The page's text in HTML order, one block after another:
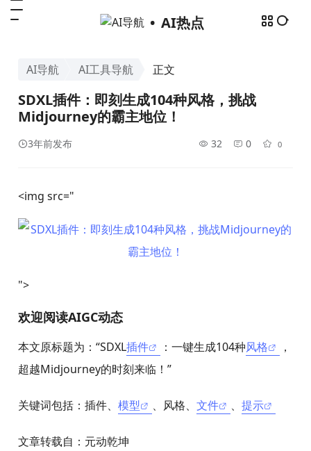
AI热点
AI导航 AI工具导航 正文
SDXL插件：即刻生成104种风格，挑战
Midjourney的霸主地位！
3年前发布 32 0 0
<img src="
">
欢迎阅读AIGC动态
本文原标题为：“SDXL插件 ：一键生成104种风格
，
超越Midjourney的时刻来临！”
关键词包括：插件、 模型 、风格、 文件 、 提示
文章转载自：元动乾坤